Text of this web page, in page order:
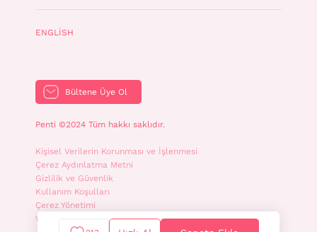
ENGLISH
Bültene Üye Ol
Penti ©2024 Tüm hakkı saklıdır.
Kişisel Verilerin Korunması ve İşlenmesi
Çerez Aydınlatma Metni
Gizlilik ve Güvenlik
Kullanım Koşulları
Çerez Yönetimi
WhatsApp İletişim Aydınlatma Metni